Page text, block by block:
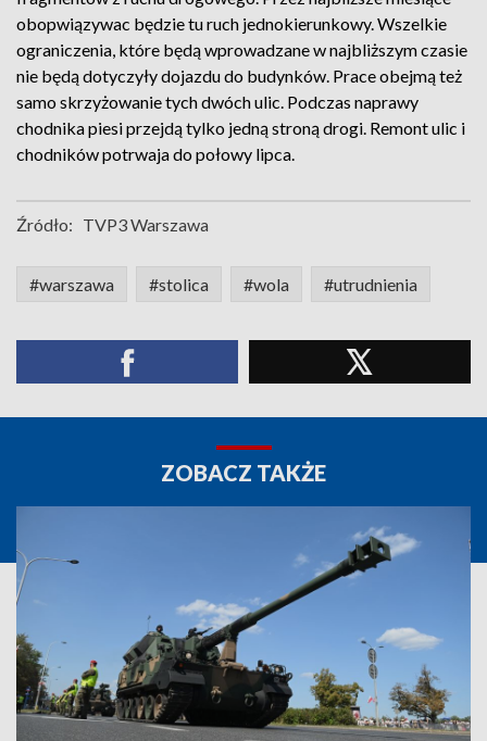
obopwiązywac będzie tu ruch jednokierunkowy. Wszelkie
ograniczenia, które będą wprowadzane w najbliższym czasie
nie będą dotyczyły dojazdu do budynków. Prace obejmą też
samo skrzyżowanie tych dwóch ulic. Podczas naprawy
chodnika piesi przejdą tylko jedną stroną drogi. Remont ulic i
chodników potrwaja do połowy lipca.
Źródło: TVP3 Warszawa
#warszawa #stolica #wola #utrudnienia
ZOBACZ TAKŻE